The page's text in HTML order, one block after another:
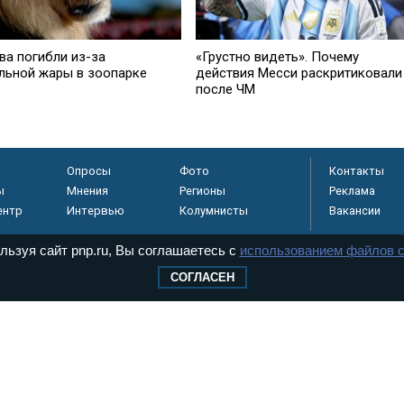
погибли из-за
жары в зоопарке
«Грустно видеть». Почему
действия Месси раскритиковали
после ЧМ
Опросы
Фото
Мнения
Регионы
Интервью Колумнисты
Контакты
Реклама
Вакансии
и
сайт pnp.ru, Вы соглашаетесь с использованием файлов
СОГЛАСЕН